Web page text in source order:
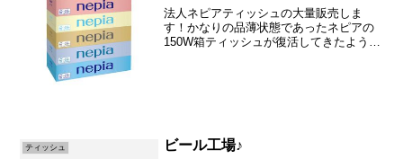
法人ネピアティッシュの大量販売しま
す！かなりの品薄状態であったネピアの
150W箱ティッシュが復活してきたようで
ティッシュ ビール工場♪